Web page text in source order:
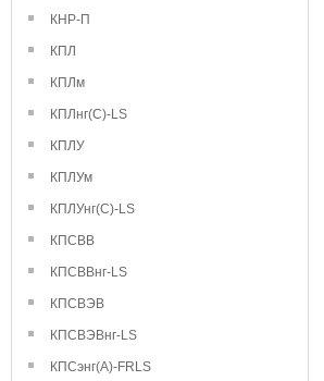
КНР-П
КПЛ
КПЛм
КПЛнг(С)-LS
КПЛУ
КПЛУм
КПЛУнг(С)-LS
КПСВВ
КПСВВнг-LS
КПСВЭВ
КПСВЭВнг-LS
КПСэнг(А)-FRLS